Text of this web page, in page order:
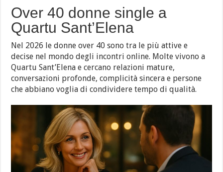
Over 40 donne single a
Quartu Sant’Elena
Nel 2026 le donne over 40 sono tra le più attive e
decise nel mondo degli incontri online. Molte vivono a
Quartu Sant’Elena e cercano relazioni mature,
conversazioni profonde, complicità sincera e persone
che abbiano voglia di condividere tempo di qualità.